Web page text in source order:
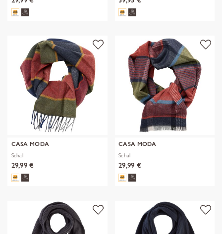
CASA MODA
Schal
29,99 €
CASA MODA
Schal
29,99 €